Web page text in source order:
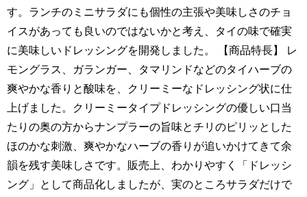
す。ランチのミニサラダにも個性の主張や美味しさのチョ
イスがあっても良いのではないかと考え、タイの味で確実
に美味しいドレッシングを開発しました。 【商品特長】 レ
モングラス、ガランガー、タマリンドなどのタイハーブの
爽やかな香りと酸味を、クリーミーなドレッシング状に仕
上げました。クリーミータイプドレッシングの優しい口当
たりの奥の方からナンプラーの旨味とチリのピリッとした
ほのかな刺激、爽やかなハーブの香りが追いかけてきて余
韻を残す美味しさです。販売上、わかりやすく「ドレッシ
ング」として商品化しましたが、実のところサラダだけで